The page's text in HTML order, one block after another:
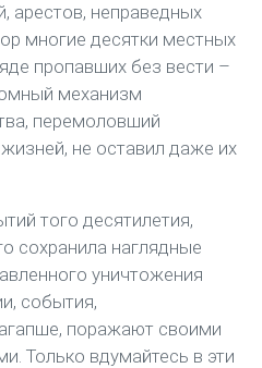
арестов, неправедных
многие десятки местных
пропавших без вести –
механизм
перемоловший
не оставил даже их
того десятилетия,
сохранила наглядные
уничтожения
события,
поражают своими
Только вдумайтесь в эти